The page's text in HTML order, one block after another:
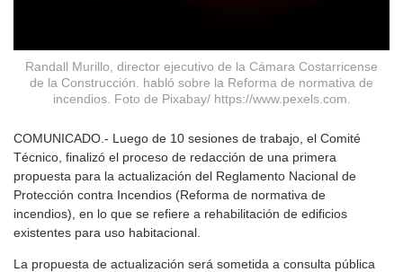
Randall Murillo, director ejecutivo de la Cámara Costarricense
de la Construcción. habló sobre la Reforma de normativa de
incendios. Foto de Pixabay/ https://www.pexels.com.
COMUNICADO.- Luego de 10 sesiones de trabajo, el Comité
Técnico, finalizó el proceso de redacción de una primera
propuesta para la actualización del Reglamento Nacional de
Protección contra Incendios (Reforma de normativa de
incendios), en lo que se refiere a rehabilitación de edificios
existentes para uso habitacional.
La propuesta de actualización será sometida a consulta pública